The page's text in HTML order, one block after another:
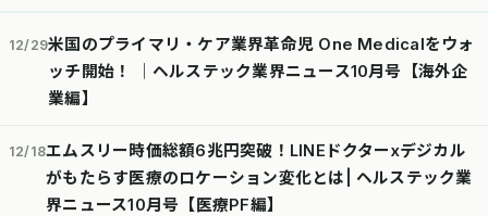
12/29米国のプライマリ・ケア業界革命児 One Medicalをウォ
ッチ開始！ │ヘルステック業界ニュース10月号【海外企
業編】
12/18エムスリー時価総額6兆円突破！LINEドクターxデジカル
がもたらす医療のロケーション変化とは| ヘルステック業
界ニュース10月号【医療PF編】